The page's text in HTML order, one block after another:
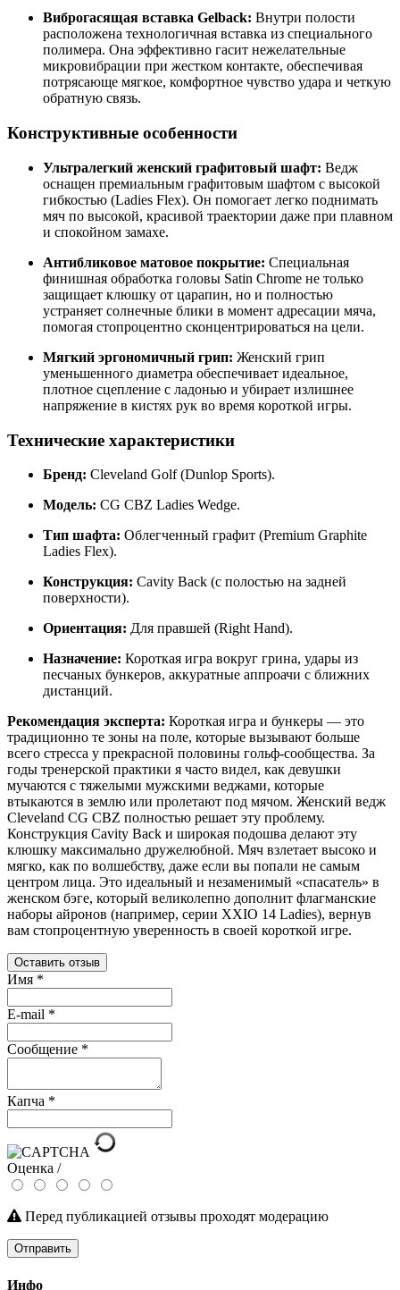
Виброгасящая вставка Gelback: Внутри полости
расположена технологичная вставка из специального
полимера. Она эффективно гасит нежелательные
микровибрации при жестком контакте, обеспечивая
потрясающе мягкое, комфортное чувство удара и четкую
обратную связь.
Конструктивные особенности
Ультралегкий женский графитовый шафт: Ведж
оснащен премиальным графитовым шафтом с высокой
гибкостью (Ladies Flex). Он помогает легко поднимать
мяч по высокой, красивой траектории даже при плавном
и спокойном замахе.
Антибликовое матовое покрытие: Специальная
финишная обработка головы Satin Chrome не только
защищает клюшку от царапин, но и полностью
устраняет солнечные блики в момент адресации мяча,
помогая стопроцентно сконцентрироваться на цели.
Мягкий эргономичный грип: Женский грип
уменьшенного диаметра обеспечивает идеальное,
плотное сцепление с ладонью и убирает излишнее
напряжение в кистях рук во время короткой игры.
Технические характеристики
Бренд: Cleveland Golf (Dunlop Sports).
Модель: CG CBZ Ladies Wedge.
Тип шафта: Облегченный графит (Premium Graphite
Ladies Flex).
Конструкция: Cavity Back (с полостью на задней
поверхности).
Ориентация: Для правшей (Right Hand).
Назначение: Короткая игра вокруг грина, удары из
песчаных бункеров, аккуратные аппроачи с ближних
дистанций.
Рекомендация эксперта: Короткая игра и бункеры — это
традиционно те зоны на поле, которые вызывают больше
всего стресса у прекрасной половины гольф-сообщества. За
годы тренерской практики я часто видел, как девушки
мучаются с тяжелыми мужскими веджами, которые
втыкаются в землю или пролетают под мячом. Женский ведж
Cleveland CG CBZ полностью решает эту проблему.
Конструкция Cavity Back и широкая подошва делают эту
клюшку максимально дружелюбной. Мяч взлетает высоко и
мягко, как по волшебству, даже если вы попали не самым
центром лица. Это идеальный и незаменимый «спасатель» в
женском бэге, который великолепно дополнит флагманские
наборы айронов (например, серии XXIO 14 Ladies), вернув
вам стопроцентную уверенность в своей короткой игре.
Оставить отзыв
Имя *
E-mail *
Сообщение *
Капча *
Оценка /
Перед публикацией отзывы проходят модерацию
Отправить
Инфо